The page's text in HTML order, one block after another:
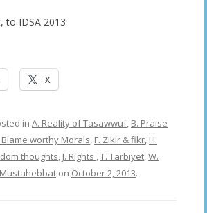
to IDSA 2013
X
in A. Reality of Tasawwuf, B. Praise
Blame worthy Morals, F. Zikir & fikr, H.
thoughts, J. Rights ,T. Tarbiyet,W.
on October 2, 2013.